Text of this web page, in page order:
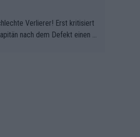
Verlierer! Erst kritisiert
nach dem Defekt einen r